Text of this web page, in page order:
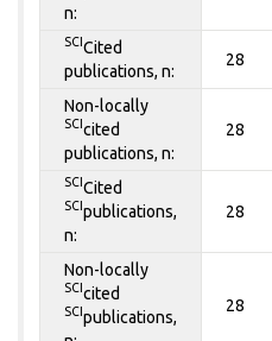
n:
SCI Cited
publications, n:
28
Non-locally
SCI cited
publications, n:
28
SCI Cited
SCI publications,
n:
28
Non-locally
SCI cited
SCI publications,
28